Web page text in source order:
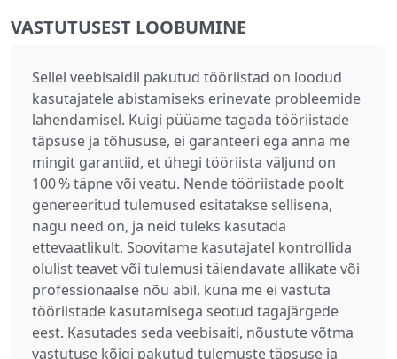
VASTUTUSEST LOOBUMINE
Sellel veebisaidil pakutud tööriistad on loodud
kasutajatele abistamiseks erinevate probleemide
lahendamisel. Kuigi püüame tagada tööriistade
täpsuse ja tõhususe, ei garanteeri ega anna me
mingit garantiid, et ühegi tööriista väljund on
100 % täpne või veatu. Nende tööriistade poolt
genereeritud tulemused esitatakse sellisena,
nagu need on, ja neid tuleks kasutada
ettevaatlikult. Soovitame kasutajatel kontrollida
olulist teavet või tulemusi täiendavate allikate või
professionaalse nõu abil, kuna me ei vastuta
tööriistade kasutamisega seotud tagajärgede
eest. Kasutades seda veebisaiti, nõustute võtma
vastutuse kõigi pakutud tulemuste täpsuse ja